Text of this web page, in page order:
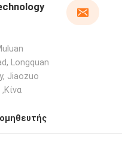
Longquan
Jiaozuo